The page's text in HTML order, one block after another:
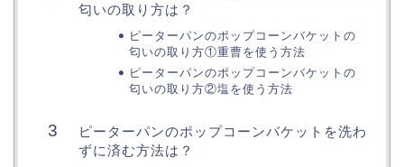
匂いの取り方は？
ピーターパンのポップコーンバケットの
匂いの取り方①重曹を使う方法
ピーターパンのポップコーンバケットの
匂いの取り方②塩を使う方法
ピーターパンのポップコーンバケットを洗わ
ずに済む方法は？